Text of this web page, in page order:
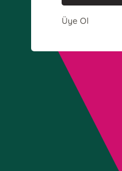
Üye Ol